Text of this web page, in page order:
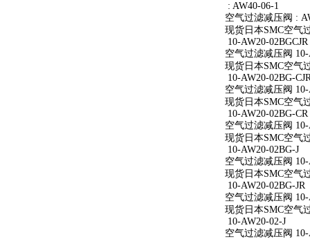
: AW40-06-1
空气过滤减压阀 :
现货日本SMC空气
10-AW20-02BGCJR
空气过滤减压阀 10-
现货日本SMC空气
10-AW20-02BG-
空气过滤减压阀 10-
现货日本SMC空气
10-AW20-02BG-CR
空气过滤减压阀 10-
现货日本SMC空气
10-AW20-02BG-J
空气过滤减压阀 10-
现货日本SMC空气
10-AW20-02BG-JR
空气过滤减压阀 10-
现货日本SMC空气
10-AW20-02-J
空气过滤减压阀 10-